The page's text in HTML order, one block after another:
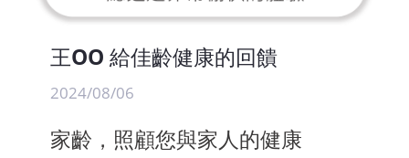
王OO 給佳齡健康的回饋
2024/08/06
家齡，照顧您與家人的健康